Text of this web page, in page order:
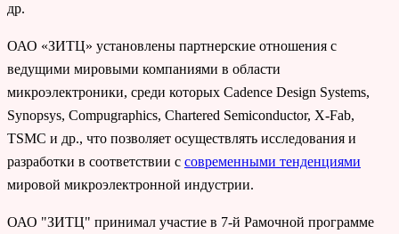
др.
ОАО «ЗИТЦ» установлены партнерские отношения с
ведущими мировыми компаниями в области
микроэлектроники, среди которых Cadence Design Systems,
Synopsys, Compugraphics, Chartered Semiconductor, X-Fab,
TSMC и др., что позволяет осуществлять исследования и
разработки в соответствии с современными тенденциями
мировой микроэлектронной индустрии.
ОАО "ЗИТЦ" принимал участие в 7-й Рамочной программе